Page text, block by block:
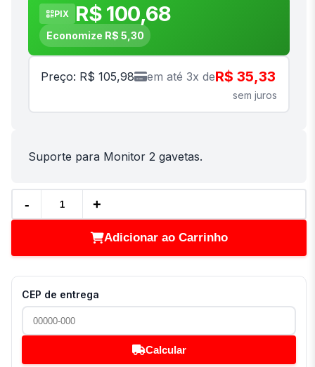
PIX R$ 100,68
Economize R$ 5,30
Preço: R$ 105,98 em até 3x deR$ 35,33
sem juros
Suporte para Monitor 2 gavetas.
- +
Adicionar ao Carrinho
CEP de entrega
Calcular